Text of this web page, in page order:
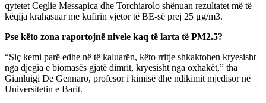
qytetet Ceglie Messapica dhe Torchiarolo shënuan rezultatet më të
këqija krahasuar me kufirin vjetor të BE-së prej 25 μg/m3.
Pse këto zona raportojnë nivele kaq të larta të PM2.5?
“Siç kemi parë edhe në të kaluarën, këto rritje shkaktohen kryesisht
nga djegia e biomasës gjatë dimrit, kryesisht nga oxhakët,” tha
Gianluigi De Gennaro, profesor i kimisë dhe ndikimit mjedisor në
Universitetin e Barit.